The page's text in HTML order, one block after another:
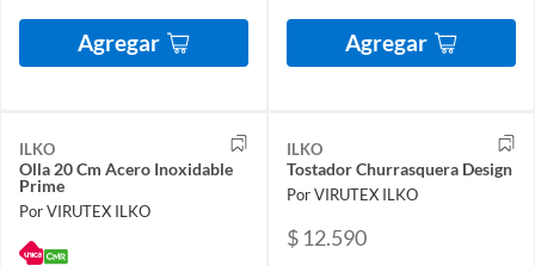
Agregar Agregar
ILKO
Olla 20 Cm Acero Inoxidable
Prime
Por VIRUTEX ILKO
ILKO
Tostador Churrasquera Design
Por VIRUTEX ILKO
$ 12.590